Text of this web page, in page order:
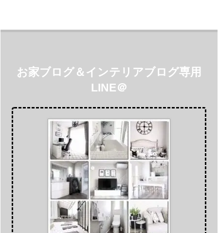
お家ブログ＆インテリアブログ専用
LINE＠